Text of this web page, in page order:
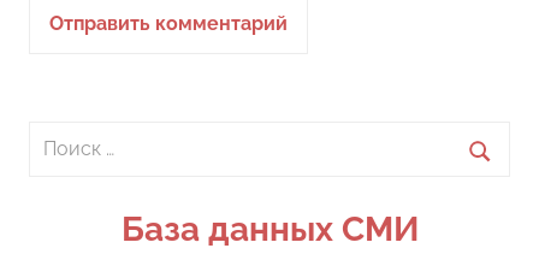
Поиск
База данных СМИ